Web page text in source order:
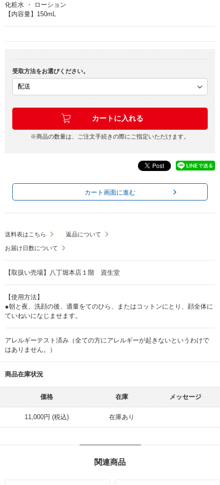
化粧水 ・ ローション
【内容量】150mL
受取方法をお選びください。
※商品の数量は、ご注文手続きの際にご指定いただけます。
カート画面に進む
送料表はこちら
返品について
お届け日数について
【取扱い売場】八丁堀本店１階 資生堂
【使用方法】
●朝と夜、洗顔の後、適量をてのひら、またはコットンにとり、顔全体に
ていねいになじませます。
アレルギーテスト済み（全ての方にアレルギーが起きないというわけで
はありません。）
商品在庫状況
価格 在庫 メッセージ
11,000円 (税込) 在庫あり
関連商品